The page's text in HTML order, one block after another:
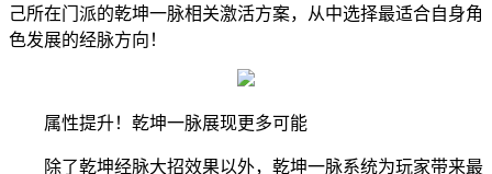
己所在门派的乾坤一脉相关激活方案，从中选择最适合自身角
色发展的经脉方向！
属性提升！乾坤一脉展现更多可能
除了乾坤经脉大招效果以外，乾坤一脉系统为玩家带来最